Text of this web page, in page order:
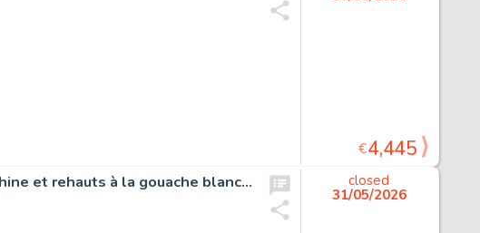
€4,445
Les Schtroumpfs, dessin original à l’encre de chine et rehauts à la gouache blanche sur papier dessin publiée dans le journal Spirou n°2049 du 21 juillet 1977. Superbe illustration réalisée pour un jeu concours intitulé «…
closed
31/05/2026